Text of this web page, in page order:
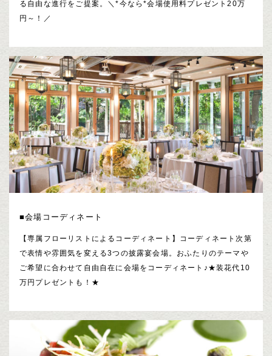
る自由な進行をご提案。＼*今なら*会場使用料プレゼント20万
円～！／
■会場コーディネート
【専属フローリストによるコーディネート】コーディネート次第
で表情や雰囲気を変える3つの披露宴会場。おふたりのテーマや
ご希望に合わせて自由自在に会場をコーディネート♪★装花代10
万円プレゼントも！★